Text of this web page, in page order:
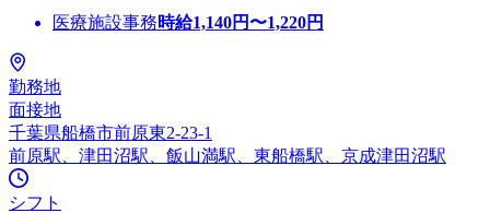
医療施設事務時給1,140円〜1,220円
勤務地
面接地
千葉県船橋市前原東2-23-1
前原駅、津田沼駅、飯山満駅、東船橋駅、京成津田沼駅
シフト